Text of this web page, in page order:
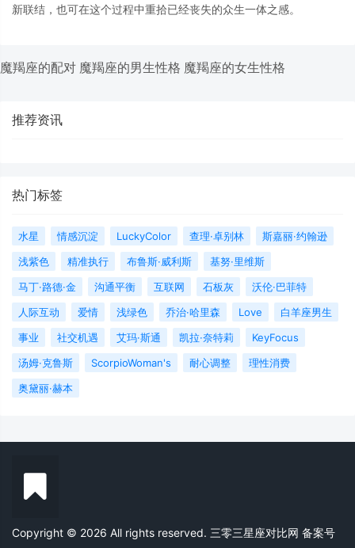
新联结，也可在这个过程中重拾已经丧失的众生一体之感。
魔羯座的配对 魔羯座的男生性格 魔羯座的女生性格
推荐资讯
热门标签
水星 情感沉淀 LuckyColor 查理·卓别林
斯嘉丽·约翰逊
浅紫色
精准执行 布鲁斯·威利斯
基努·里维斯
马丁·路德·金
沟通平衡 互联网 石板灰
沃伦·巴菲特
人际互动
爱情 浅绿色 乔治·哈里森 Love
白羊座男生
事业
社交机遇 艾玛·斯通 凯拉·奈特莉
KeyFocus
汤姆·克鲁斯
ScorpioWoman's 耐心调整
理性消费
奥黛丽·赫本
Copyright © 2026 All rights reserved. 三零三星座对比网 备案号